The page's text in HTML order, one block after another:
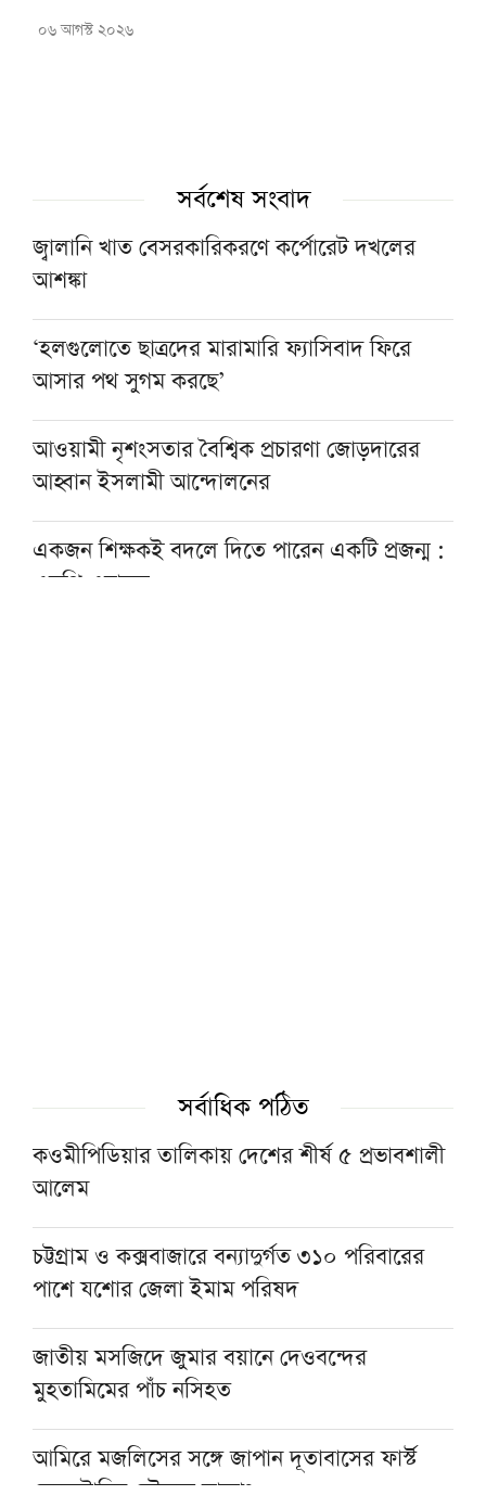
০৬ আগস্ট ২০২৬
সর্বশেষ সংবাদ
জ্বালানি খাত বেসরকারিকরণে কর্পোরেট দখলের
আশঙ্কা
‘হলগুলোতে ছাত্রদের মারামারি ফ্যাসিবাদ ফিরে
আসার পথ সুগম করছে’
আওয়ামী নৃশংসতার বৈশ্বিক প্রচারণা জোড়দারের
আহ্বান ইসলামী আন্দোলনের
একজন শিক্ষকই বদলে দিতে পারেন একটি প্রজন্ম :
এমপি এনামুল
কিছুদিনের মধ্যেই তিস্তা পাইলট প্রকল্পের কাজ শুরু
হবে: পানিসম্পদ প্রতিমন্ত্রী
হরমুজ প্রণালিতে আবুধাবির জাহাজে ক্ষেপণাস্ত্র
হামলা
‘সরকার আসে সরকার যায়, কিন্তু মানুষের ভাগ্য
পরিবর্তন হয় না’
সর্বাধিক পঠিত
কওমীপিডিয়ার তালিকায় দেশের শীর্ষ ৫ প্রভাবশালী
আলেম
চট্টগ্রাম ও কক্সবাজারে বন্যাদুর্গত ৩১০ পরিবারের
পাশে যশোর জেলা ইমাম পরিষদ
জাতীয় মসজিদে জুমার বয়ানে দেওবন্দের
মুহতামিমের পাঁচ নসিহত
আমিরে মজলিসের সঙ্গে জাপান দূতাবাসের ফার্স্ট
সেক্রেটারির সৌজন্য সাক্ষাৎ